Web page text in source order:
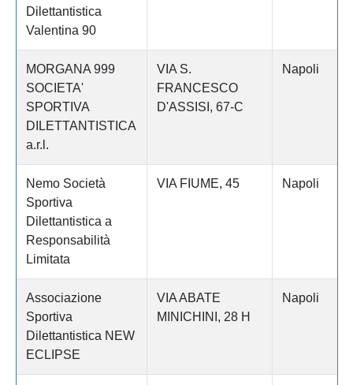
Dilettantistica
Valentina 90
MORGANA 999
SOCIETA'
SPORTIVA
DILETTANTISTICA
a.r.l.
VIA S.
FRANCESCO
D'ASSISI, 67-C
Napoli
Nemo Società
Sportiva
Dilettantistica a
Responsabilità
Limitata
VIA FIUME, 45 Napoli
Associazione
Sportiva
Dilettantistica NEW
ECLIPSE
VIA ABATE
MINICHINI, 28 H
Napoli